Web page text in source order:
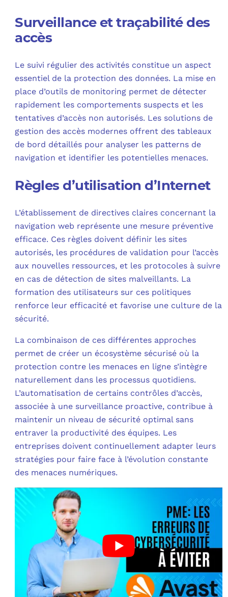
Surveillance et traçabilité des
accès
Le suivi régulier des activités constitue un aspect
essentiel de la protection des données. La mise en
place d’outils de monitoring permet de détecter
rapidement les comportements suspects et les
tentatives d’accès non autorisés. Les solutions de
gestion des accès modernes offrent des tableaux
de bord détaillés pour analyser les patterns de
navigation et identifier les potentielles menaces.
Règles d’utilisation d’Internet
L’établissement de directives claires concernant la
navigation web représente une mesure préventive
efficace. Ces règles doivent définir les sites
autorisés, les procédures de validation pour l’accès
aux nouvelles ressources, et les protocoles à suivre
en cas de détection de sites malveillants. La
formation des utilisateurs sur ces politiques
renforce leur efficacité et favorise une culture de la
sécurité.
La combinaison de ces différentes approches
permet de créer un écosystème sécurisé où la
protection contre les menaces en ligne s’intègre
naturellement dans les processus quotidiens.
L’automatisation de certains contrôles d’accès,
associée à une surveillance proactive, contribue à
maintenir un niveau de sécurité optimal sans
entraver la productivité des équipes. Les
entreprises doivent continuellement adapter leurs
stratégies pour faire face à l’évolution constante
des menaces numériques.